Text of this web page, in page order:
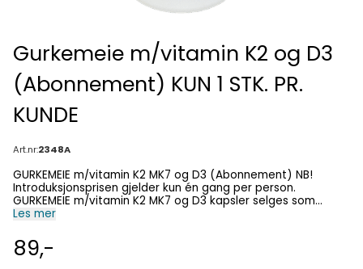
Gurkemeie m/vitamin K2 og D3
(Abonnement) KUN 1 STK. PR.
KUNDE
Art.nr:2348A
GURKEMEIE m/vitamin K2 MK7 og D3 (Abonnement) NB!
Introduksjonsprisen gjelder kun én gang per person.
GURKEMEIE m/vitamin K2 MK7 og D3 kapsler selges som
abonnement uten bindingstid. Første pakke får du for KUN kr.
koster kr 387,20 annen hver måned og GRATIS FRAKT . Du
mottar forsendelser annen hver måned fram til du sier opp.
Les mer
89,-